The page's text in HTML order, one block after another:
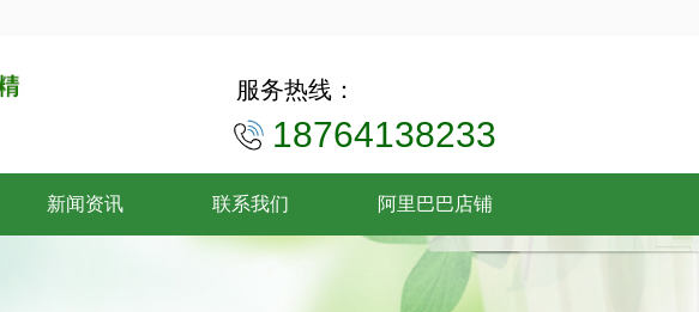
服务热线：
18764138233
新闻资讯 联系我们 阿里巴巴店铺